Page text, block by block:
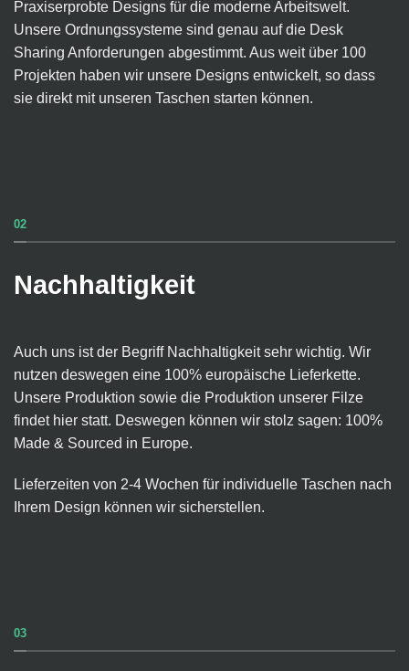
Praxiserprobte Designs für die moderne Arbeitswelt.
Unsere Ordnungssysteme sind genau auf die Desk
Sharing Anforderungen abgestimmt. Aus weit über 100
Projekten haben wir unsere Designs entwickelt, so dass
sie direkt mit unseren Taschen starten können.
02
Nachhaltigkeit
Auch uns ist der Begriff Nachhaltigkeit sehr wichtig. Wir
nutzen deswegen eine 100% europäische Lieferkette.
Unsere Produktion sowie die Produktion unserer Filze
findet hier statt. Deswegen können wir stolz sagen: 100%
Made & Sourced in Europe.
Lieferzeiten von 2-4 Wochen für individuelle Taschen nach
Ihrem Design können wir sicherstellen.
03